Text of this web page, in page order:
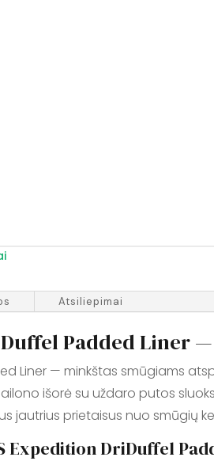
Atsiliepimai
Padded Liner
Liner — minkštas smūgiams
išorė su uždaro putos
jautrius prietaisus nuo smūgių
Expedition DriDuffel